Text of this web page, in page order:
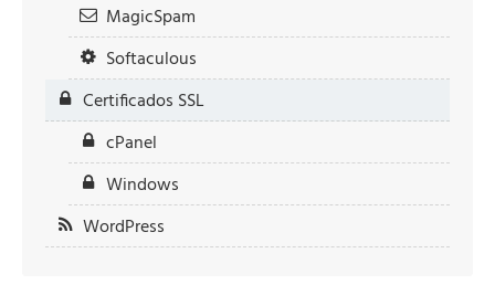
MagicSpam
Softaculous
Certificados SSL
cPanel
Windows
WordPress